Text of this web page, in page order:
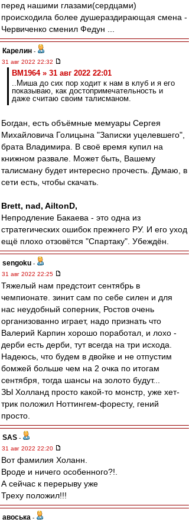
перед нашими глазами(сердцами)
происходила более душераздирающая смена -
Червиченко сменил Федун ...
Карелин -
31 авг 2022 22:32
BM1964 » 31 авг 2022 22:01
..Миша до сих пор ходит к нам в клуб и я его
показываю, как достопримечательность и
даже считаю своим талисманом.
Богдан, есть объёмные мемуары Сергея
Михайловича Голицына "Записки уцелевшего",
брата Владимира. В своё время купил на
книжном развале. Может быть, Вашему
талисману будет интересно прочесть. Думаю, в
сети есть, чтобы скачать.
Brett, nad, AiltonD,
Непродление Бакаева - это одна из
стратегических ошибок прежнего РУ. И его уход
ещё плохо отзовётся "Спартаку". Убеждён.
sengoku -
31 авг 2022 22:25
Тяжелый нам предстоит сентябрь в
чемпионате. зинит сам по себе силен и для
нас неудобный соперник, Ростов очень
организованно играет, надо признать что
Валерий Карпин хорошо поработал, и лохо -
дерби есть дерби, тут всегда на три исхода.
Надеюсь, что будем в двойке и не отпустим
бомжей больше чем на 2 очка по итогам
сентября, тогда шансы на золото будут...
ЗЫ Холланд просто какой-то монстр, уже хет-
трик положил Ноттингем-форесту, гений
просто.
SAS -
31 авг 2022 22:20
Вот фамилия Холанн.
Вроде и ничего особенного?!.
А сейчас к перерыву уже
Треху положил!!!
авоська -